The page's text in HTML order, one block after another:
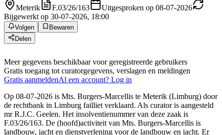
Meterik F.03/26/163
Uitgesproken op 08-07-2026
Bijgewerkt op 30-07-2026, 18:00
Volgen
Bewaren
Delen
Meer gegevens beschikbaar voor geregistreerde gebruikers
Gratis toegang tot curatorgegevens, verslagen en meldingen
Gratis aanmeldenAl een account? Log in
Op 08-07-2026 is Mts. Burgers-Marcellis te Meterik (Limburg) door
de rechtbank in Limburg failliet verklaard. Als curator is aangesteld
mr R.J.C. Geelen. Het insolventienummer van deze zaak is
F.03/26/163. De (hoofd)activiteit van Mts. Burgers-Marcellis is
landbouw, jacht en dienstverlening voor de landbouw en jacht. Er